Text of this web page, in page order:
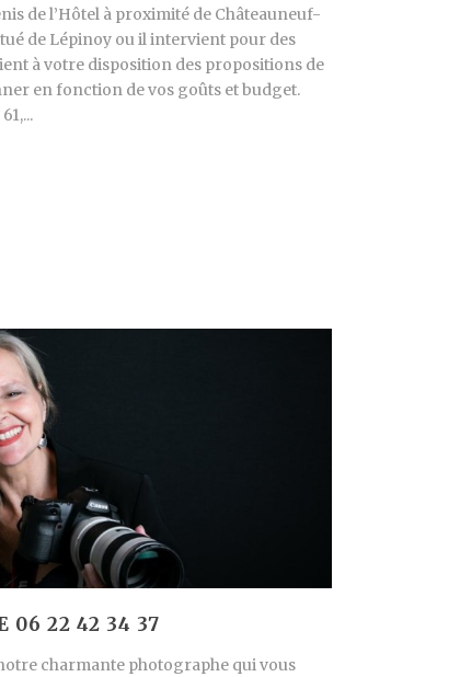
de l’Hôtel à proximité de Châteauneuf-
de Lépinoy ou il intervient pour des
à votre disposition des propositions de
en fonction de vos goûts et budget.
06 22 42 34 37
charmante photographe qui vous